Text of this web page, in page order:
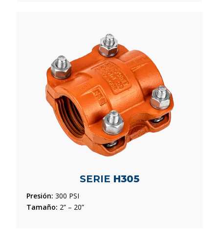
SERIE H305
Presión: 300 PSI
Tamaño: 2” – 20”